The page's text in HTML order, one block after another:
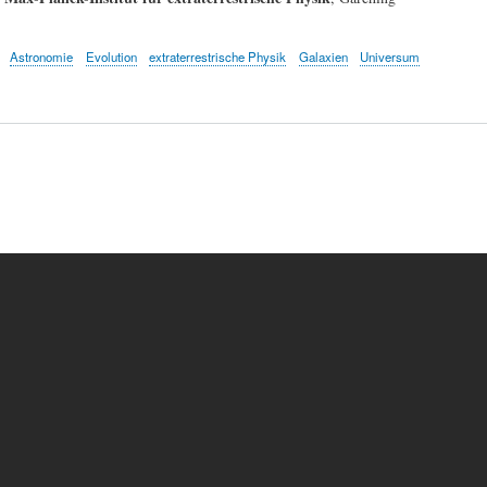
Astronomie Evolution extraterrestrische Physik Galaxien Universum